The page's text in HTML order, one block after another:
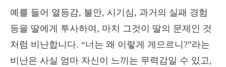
예를 들어 열등감, 불안, 시기심, 과거의 실패 경험
등을 딸에게 투사하여, 마치 그것이 딸의 문제인 것
처럼 비난합니다. “너는 왜 이렇게 게으르니?”라는
비난은 사실 엄마 자신이 느끼는 무력감일 수 있고,